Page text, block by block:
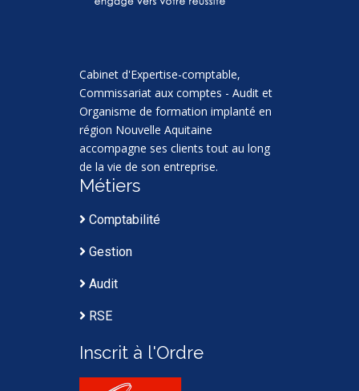
Cabinet d'Expertise-comptable,
Commissariat aux comptes - Audit et
Organisme de formation implanté en
région Nouvelle Aquitaine
accompagne ses clients tout au long
de la vie de son entreprise.
Métiers
Comptabilité
Gestion
Audit
RSE
Inscrit à l'Ordre